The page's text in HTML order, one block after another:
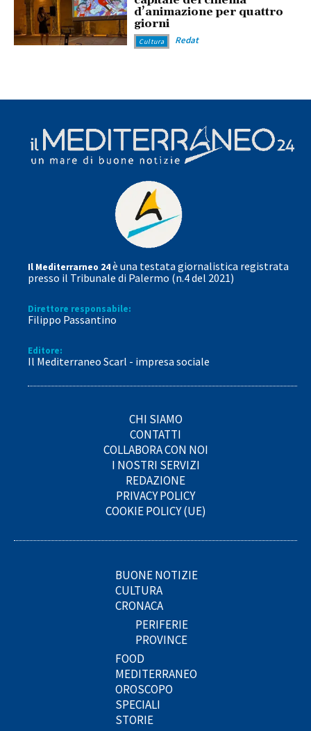
d’animazione per quattro
giorni
Cultura Redat
Il Mediterrarneo 24è una testata giornalistica registrata
presso il Tribunale di Palermo (n.4 del 2021)
Direttore responsabile:
Filippo Passantino
Editore:
Il Mediterraneo Scarl - impresa sociale
CHI SIAMO
CONTATTI
COLLABORA CON NOI
I NOSTRI SERVIZI
REDAZIONE
PRIVACY POLICY
COOKIE POLICY (UE)
BUONE NOTIZIE
CULTURA
CRONACA
PERIFERIE
PROVINCE
FOOD
MEDITERRANEO
OROSCOPO
SPECIALI
STORIE